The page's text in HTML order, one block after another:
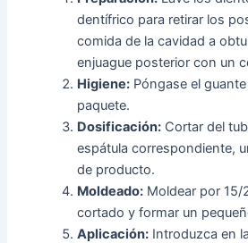
dentífrico para retirar los
comida de la cavidad a
enjuague posterior con un
Higiene: Póngase el
paquete.
Dosificación: Cortar del
espátula correspondiente,
de producto.
Moldeado: Moldear por
cortado y formar un
Aplicación: Introduzca en